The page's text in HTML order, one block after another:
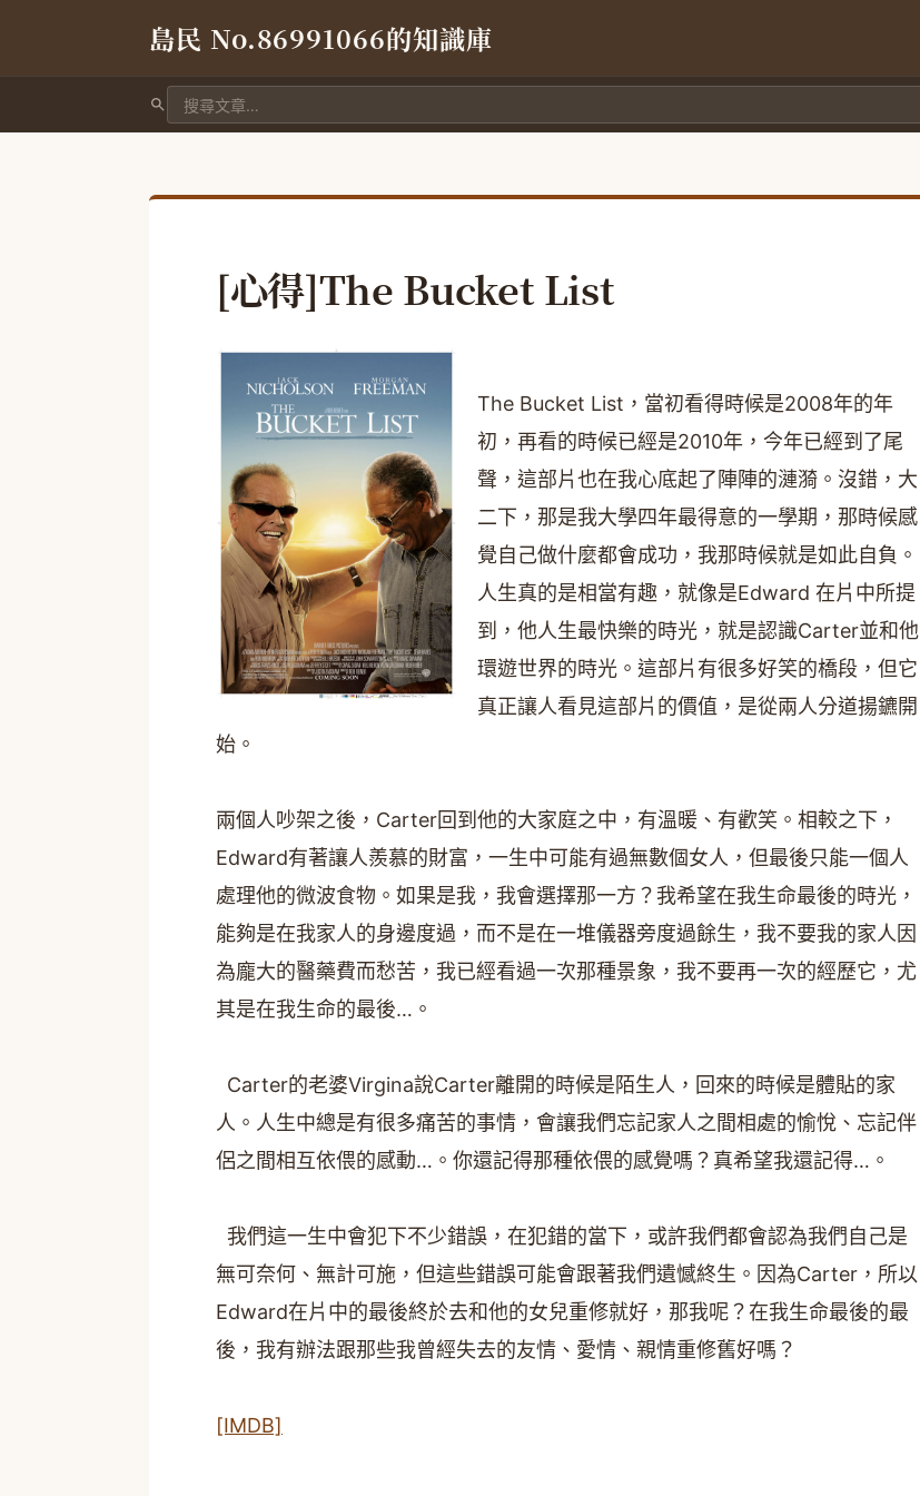
島民 No.86991066的知識庫
搜尋文章
[心得]The Bucket List
The Bucket List，當初看得時候是2008年的年
初，再看的時候已經是2010年，今年已經到了尾
聲，這部片也在我心底起了陣陣的漣漪。沒錯，大
二下，那是我大學四年最得意的一學期，那時候感
覺自己做什麼都會成功，我那時候就是如此自負。
人生真的是相當有趣，就像是Edward 在片中所提
到，他人生最快樂的時光，就是認識Carter並和他
環遊世界的時光。這部片有很多好笑的橋段，但它
真正讓人看見這部片的價值，是從兩人分道揚鑣開
始。
兩個人吵架之後，Carter回到他的大家庭之中，有溫暖、有歡笑。相較之下，
Edward有著讓人羨慕的財富，一生中可能有過無數個女人，但最後只能一個人
處理他的微波食物。如果是我，我會選擇那一方？我希望在我生命最後的時光，
能夠是在我家人的身邊度過，而不是在一堆儀器旁度過餘生，我不要我的家人因
為龐大的醫藥費而愁苦，我已經看過一次那種景象，我不要再一次的經歷它，尤
其是在我生命的最後…。
Carter的老婆Virgina說Carter離開的時候是陌生人，回來的時候是體貼的家
人。人生中總是有很多痛苦的事情，會讓我們忘記家人之間相處的愉悅、忘記伴
侶之間相互依偎的感動…。你還記得那種依偎的感覺嗎？真希望我還記得…。
我們這一生中會犯下不少錯誤，在犯錯的當下，或許我們都會認為我們自己是
無可奈何、無計可施，但這些錯誤可能會跟著我們遺憾終生。因為Carter，所以
Edward在片中的最後終於去和他的女兒重修就好，那我呢？在我生命最後的最
後，我有辦法跟那些我曾經失去的友情、愛情、親情重修舊好嗎？
[IMDB]